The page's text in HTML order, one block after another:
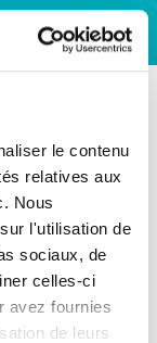
le contenu
relatives aux
Nous
l'utilisation de
sociaux, de
celles-ci
avez fournies
de leurs